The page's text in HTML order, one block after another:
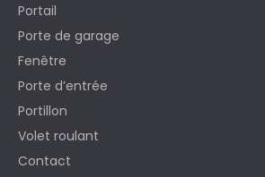
Portail
Porte de garage
Fenêtre
Porte d’entrée
Portillon
Volet roulant
Contact